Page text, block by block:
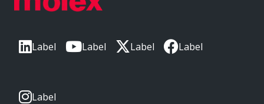
Label Label Label Label
Label